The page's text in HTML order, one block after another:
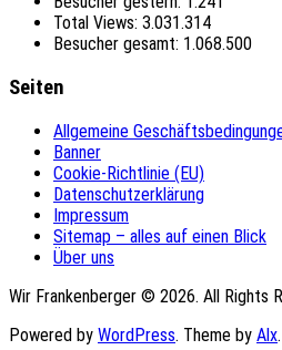
Total Views: 3.031.314
Besucher gesamt: 1.068.500
Seiten
Allgemeine
Banner
Cookie-Richtlinie (EU)
Datenschutzerklärung
Impressum
Sitemap – alles auf einen Blick
Über uns
Wir Frankenberger © 2026. All Rights
Powered by WordPress. Theme by Alx.